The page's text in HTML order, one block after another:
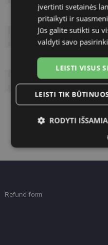
Customer group
Lens width
Bridge width
Refund form
įvertinti svetainės
pritaikyti ir
Jūs galite sutikti su
valdyti savo
LEISTI VISUS
LEISTI TIK
RODYTI
slapukai